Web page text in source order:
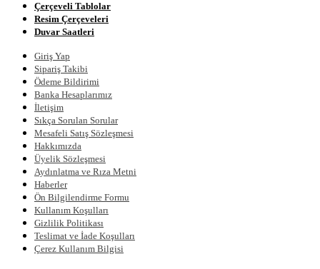
Çerçeveli Tablolar
Resim Çerçeveleri
Duvar Saatleri
Giriş Yap
Sipariş Takibi
Ödeme Bildirimi
Banka Hesaplarımız
İletişim
Sıkça Sorulan Sorular
Mesafeli Satış Sözleşmesi
Hakkımızda
Üyelik Sözleşmesi
Aydınlatma ve Rıza Metni
Haberler
Ön Bilgilendirme Formu
Kullanım Koşulları
Gizlilik Politikası
Teslimat ve İade Koşulları
Çerez Kullanım Bilgisi